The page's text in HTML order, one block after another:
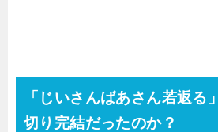
「じいさんばあさん若返る
切り完結だったのか？